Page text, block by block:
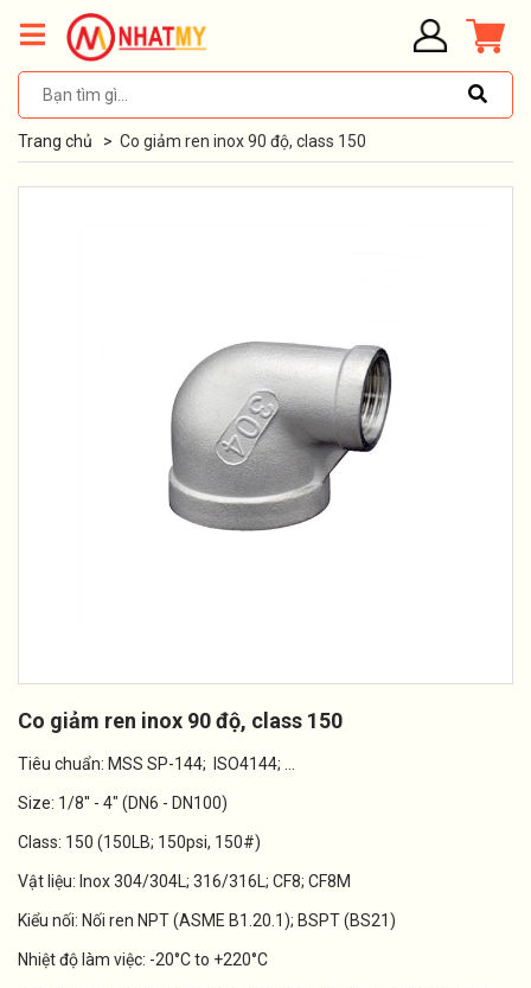
Trang chủ > Co giảm ren inox 90 độ, class 150
Co giảm ren inox 90 độ, class 150
Tiêu chuẩn: MSS SP-144; ISO4144; ...
Size: 1/8'' - 4" (DN6 - DN100)
Class: 150 (150LB; 150psi, 150#)
Vật liệu: Inox 304/304L; 316/316L; CF8; CF8M
Kiểu nối: Nối ren NPT (ASME B1.20.1); BSPT (BS21)
Nhiệt độ làm việc: -20°C to +220°C